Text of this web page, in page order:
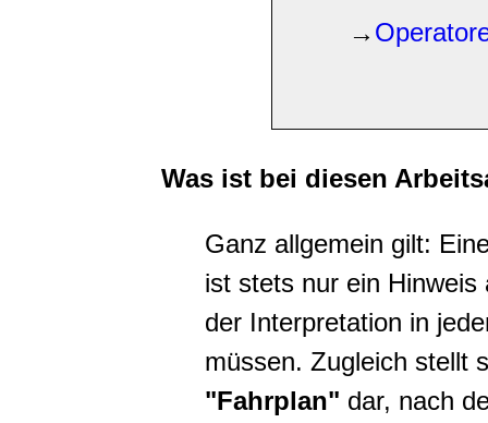
→
Was ist bei diesen
Ganz allgemein gilt:
ist stets nur ein
der Interpretation in
müssen. Zugleich stellt
"Fahrplan" dar, nach